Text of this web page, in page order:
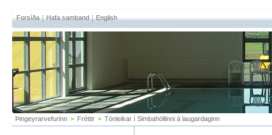
Forsíða Hafa samband English
Þingeyrarvefurinn > Fréttir > Tónleikar í Simbahöllinni á laugardaginn